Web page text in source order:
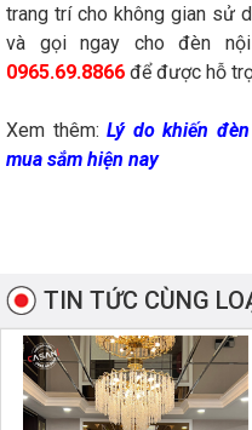
trang trí cho không gian sử
và gọi ngay cho đèn
0965.69.8866 để được hỗ
Xem thêm:Lý do khiến
mua sắm hiện nay
TIN TỨC CÙNG